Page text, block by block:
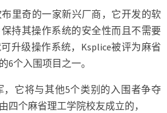
用
重
启
里奇的一家新兴厂商，它开发的软
持其操作系统的安全性而且不需要
升级操作系统，Ksplice被评为麻省
6个入围项目之一。
，它将与其他5个类别的入围者争夺
四个麻省理工学院校友成立的，